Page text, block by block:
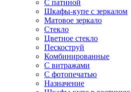
С патиной
Шкафы-купе с зеркалом
Матовое зеркало
Стекло
Цветное стекло
Пескоструй
Комбинированные
С витражами
С фотопечатью
Назначение